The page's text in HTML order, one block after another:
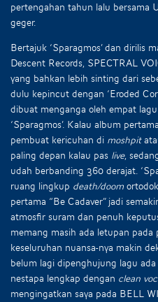
pertengahan tahun lalu bersama
geger.
Bertajuk ‘Sparagmos’ dan dirilis
Descent Records, SPECTRAL
yang bahkan lebih sinting dari
dulu kepincut dengan ‘Eroded
dibuat menganga oleh empat
‘Sparagmos’. Kalau album
pembuat kericuhan di moshpit
paling depan kalau pas live,
udah berbanding 360 derajat.
ruang lingkup death/doom
pertama “Be Cadaver” jadi
atmosfir suram dan penuh
memang masih ada letupan pada
keseluruhan nuansa-nya makin
belum lagi dipenghujung lagu
nestapa lengkap dengan clean
mengingatkan saya pada BELL